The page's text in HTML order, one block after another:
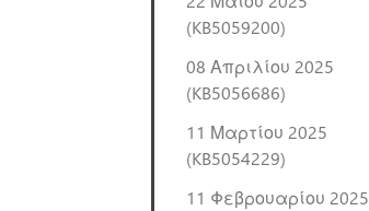
(KB5059200)
08 Απριλίου 2025
(KB5056686)
11 Μαρτίου 2025
(KB5054229)
11 Φεβρουαρίου 2025